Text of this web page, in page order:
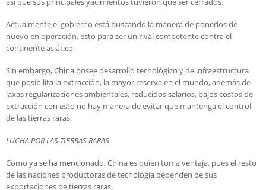
Actualmente el gobierno está buscando la manera de ponerlos de
nuevo en operación, esto para ser un rival competente contra el
continente asiático.
Sin embargo, China posee desarrollo tecnológico y de infraestructura
que posibilita la extracción, la mayor reserva en el mundo, además de
laxas regularizaciones ambientales, reducidos salarios, bajos costos de
extracción con esto no hay manera de evitar que mantenga el control
de las tierras raras.
LUCHA POR LAS TIERRAS RARAS
Como ya se ha mencionado, China es quien toma ventaja, pues el resto
de las naciones productoras de tecnología dependen de sus
exportaciones de tierras raras.